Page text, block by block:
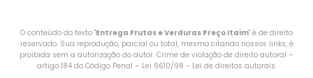
O conteúdo do texto "Entrega Frutas e Verduras Preço Itaim" é de direito
reservado. Sua reprodução, parcial ou total, mesmo citando nossos links, é
proibida sem a autorização do autor. Crime de violação de direito autoral –
artigo 184 do Código Penal – Lei 9610/98 - Lei de direitos autorais.